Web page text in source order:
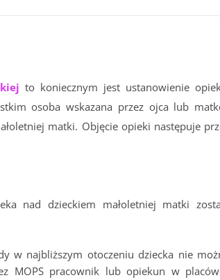
to koniecznym jest ustanowienie
osoba wskazana przez ojca lub
matki. Objęcie opieki następuje
nad dzieckiem małoletniej matki
w najbliższym otoczeniu dziecka nie
MOPS pracownik lub opiekun w